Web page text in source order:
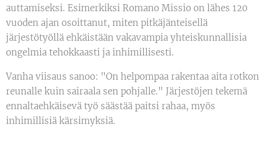
auttamiseksi. Esimerkiksi Romano Missio on lähes 120
vuoden ajan osoittanut, miten pitkäjänteisellä
järjestötyöllä ehkäistään vakavampia yhteiskunnallisia
ongelmia tehokkaasti ja inhimillisesti.
Vanha viisaus sanoo: "On helpompaa rakentaa aita rotkon
reunalle kuin sairaala sen pohjalle." Järjestöjen tekemä
ennaltaehkäisevä työ säästää paitsi rahaa, myös
inhimillisiä kärsimyksiä.